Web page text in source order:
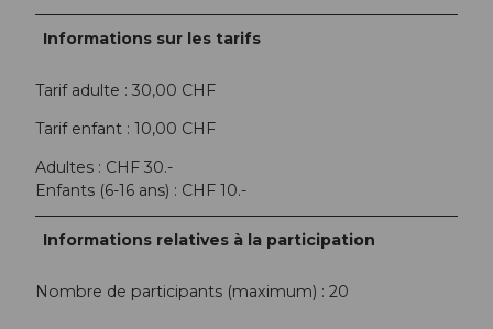
Informations sur les tarifs
Tarif adulte : 30,00 CHF
Tarif enfant : 10,00 CHF
Adultes : CHF 30.-
Enfants (6-16 ans) : CHF 10.-
Informations relatives à la participation
Nombre de participants (maximum) : 20